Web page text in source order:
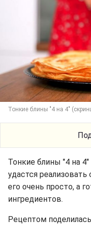
Тонкие блины "4 на 4"
Тонкие блины "4 на
удастся
его очень просто, а
ингредиентов.
Рецептом